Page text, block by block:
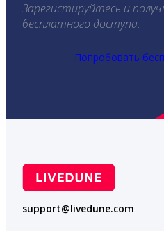
Зарегистируйтесь и
бесплатного доступа.
Попробовать
support@livedune.com